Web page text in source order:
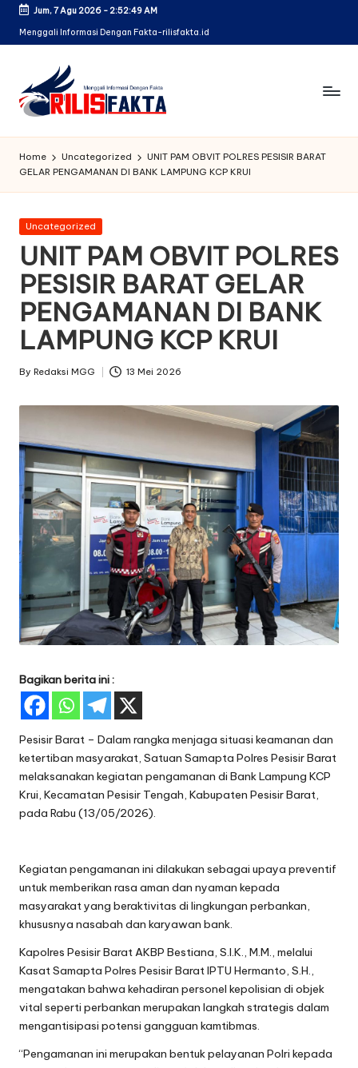
Skip
Jum, 7 Agu 2026- 2:52:50 AM
Menggali Informasi Dengan Fakta-rilisfakta.id
Home Uncategorized
UNIT PAM OBVIT POLRES PESISIR BARAT
GELAR PENGAMANAN DI BANK LAMPUNG KCP KRUI
Posted
Uncategorized
UNIT PAM OBVIT POLRES
PESISIR BARAT GELAR
PENGAMANAN DI BANK
LAMPUNG KCP KRUI
Posted
By Redaksi MGG 13 Mei 2026
Bagikan berita ini :
Pesisir Barat – Dalam rangka menjaga situasi keamanan dan
ketertiban masyarakat, Satuan Samapta Polres Pesisir Barat
melaksanakan kegiatan pengamanan di Bank Lampung KCP
Krui, Kecamatan Pesisir Tengah, Kabupaten Pesisir Barat,
pada Rabu (13/05/2026).
Kegiatan pengamanan ini dilakukan sebagai upaya preventif
untuk memberikan rasa aman dan nyaman kepada
masyarakat yang beraktivitas di lingkungan perbankan,
khususnya nasabah dan karyawan bank.
Kapolres Pesisir Barat AKBP Bestiana, S.I.K., M.M., melalui
Kasat Samapta Polres Pesisir Barat IPTU Hermanto, S.H.,
mengatakan bahwa kehadiran personel kepolisian di objek
vital seperti perbankan merupakan langkah strategis dalam
mengantisipasi potensi gangguan kamtibmas.
“Pengamanan ini merupakan bentuk pelayanan Polri kepada